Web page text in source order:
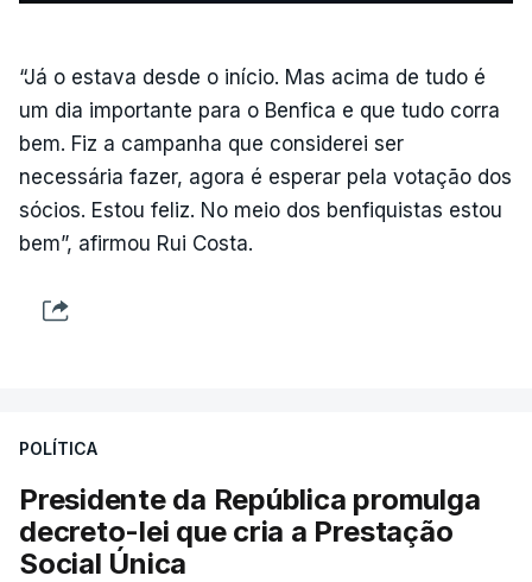
“Já o estava desde o início. Mas acima de tudo é
um dia importante para o Benfica e que tudo corra
bem. Fiz a campanha que considerei ser
necessária fazer, agora é esperar pela votação dos
sócios. Estou feliz. No meio dos benfiquistas estou
bem”, afirmou Rui Costa.
POLÍTICA
Presidente da República promulga
decreto-lei que cria a Prestação
Social Única